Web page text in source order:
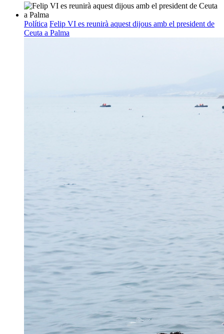
Política Felip VI es reunirà aquest dijous amb el president de
Ceuta a Palma